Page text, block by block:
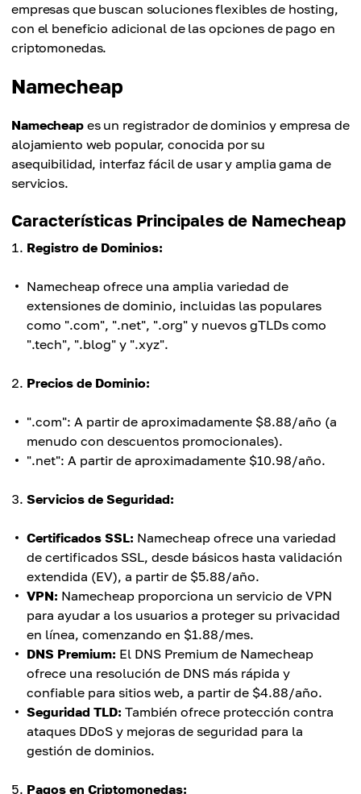
empresas que buscan soluciones flexibles de hosting,
con el beneficio adicional de las opciones de pago en
criptomonedas.
Namecheap
Namecheapes un registrador de dominios y empresa de
alojamiento web popular, conocida por su
asequibilidad, interfaz fácil de usar y amplia gama de
servicios.
Características Principales de Namecheap
Registro de Dominios:
Namecheap ofrece una amplia variedad de
extensiones de dominio, incluidas las populares
como ".com", ".net", ".org" y nuevos gTLDs como
".tech", ".blog" y ".xyz".
Precios de Dominio:
".com": A partir de aproximadamente $8.88/año (a
menudo con descuentos promocionales).
".net": A partir de aproximadamente $10.98/año.
Servicios de Seguridad:
Certificados SSL: Namecheap ofrece una variedad
de certificados SSL, desde básicos hasta validación
extendida (EV), a partir de $5.88/año.
VPN: Namecheap proporciona un servicio de VPN
para ayudar a los usuarios a proteger su privacidad
en línea, comenzando en $1.88/mes.
DNS Premium: El DNS Premium de Namecheap
ofrece una resolución de DNS más rápida y
confiable para sitios web, a partir de $4.88/año.
Seguridad TLD: También ofrece protección contra
ataques DDoS y mejoras de seguridad para la
gestión de dominios.
Pagos en Criptomonedas: